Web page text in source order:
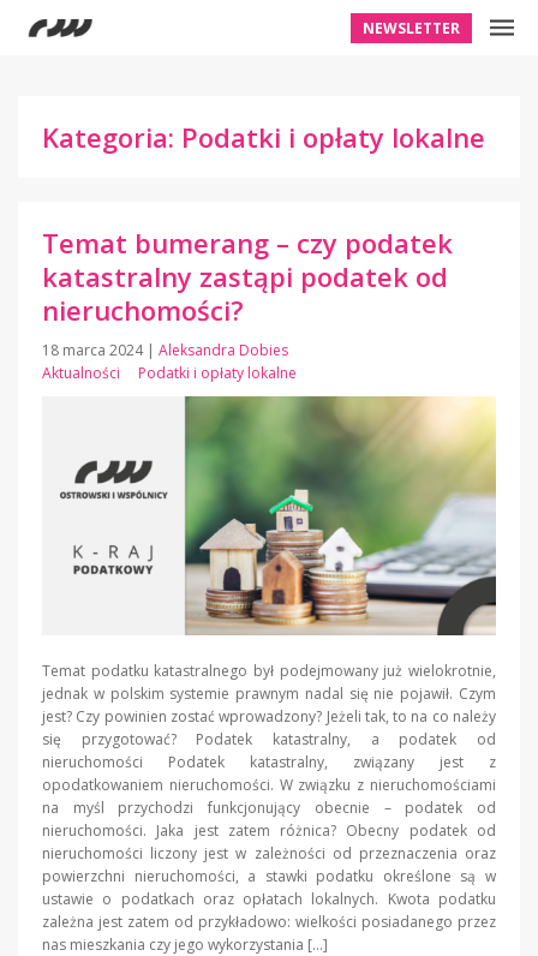
NEWSLETTER
Kategoria: Podatki i opłaty lokalne
Temat bumerang – czy podatek
katastralny zastąpi podatek od
nieruchomości?
18 marca 2024 | Aleksandra Dobies
Aktualności
Podatki i opłaty lokalne
Temat podatku katastralnego był podejmowany już wielokrotnie,
jednak w polskim systemie prawnym nadal się nie pojawił. Czym
jest? Czy powinien zostać wprowadzony? Jeżeli tak, to na co należy
się przygotować? Podatek katastralny, a podatek od
nieruchomości Podatek katastralny, związany jest z
opodatkowaniem nieruchomości. W związku z nieruchomościami
na myśl przychodzi funkcjonujący obecnie – podatek od
nieruchomości. Jaka jest zatem różnica? Obecny podatek od
nieruchomości liczony jest w zależności od przeznaczenia oraz
powierzchni nieruchomości, a stawki podatku określone są w
ustawie o podatkach oraz opłatach lokalnych. Kwota podatku
zależna jest zatem od przykładowo: wielkości posiadanego przez
nas mieszkania czy jego wykorzystania […]